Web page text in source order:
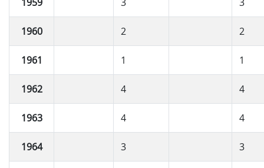
1960 2 2
1961 1 1
1962 4 4
1963 4 4
1964 3 3